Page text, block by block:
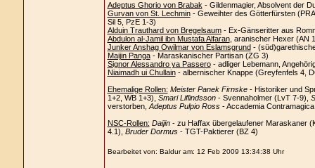
Adeptus Ghorio von Brabak - Gildenmagier, Absolvent der
Gurvan von St. Lechmin- Geweihter des Götterfürsten
Sil 5, PzE 1-3)
Alduin Trauthard von Bregelsaum- Ex-Gänseritter aus
Abdulon al-Jamil ibn Mustafa Alfaran, aranischer Hexer (AN
Junker Anshag Owilmar von Eslamsgrund-
Maijin Panga- Maraskanischer Partisan (ZG 3)
Signor Alessandro ya Passero- adliger Lebemann,
Niaimadh ui Chullain- albernischer Knappe (Greyfenfels 4,
Ehemalige Rollen: Meister Panek Firnske- Historiker und
1+2, WB 1+3), Smari Liflindsson- Svennaholmer (LvT 7-9),
verstorben, Adeptus Pulpio Ross- Accademia
NSC-Rollen: Daijin- zu Haffax übergelaufener Maraskaner
4.1), Bruder Dormus- TGT-Paktierer (BZ 4)
Bearbeitet von: Baldur am: 12 Feb 2009 13:34:38 Uhr